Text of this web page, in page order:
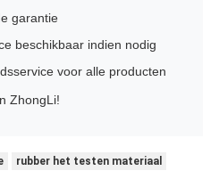
garantie
beschikbaar indien nodig
voor alle producten
ZhongLi!
rubber het testen materiaal